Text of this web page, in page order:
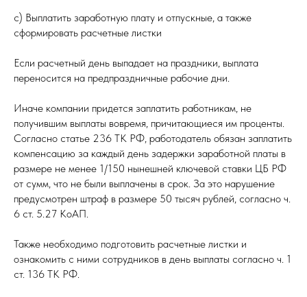
c) Выплатить заработную плату и отпускные, а также
сформировать расчетные листки
Если расчетный день выпадает на праздники, выплата
переносится на предпраздничные рабочие дни.
Иначе компании придется заплатить работникам, не
получившим выплаты вовремя, причитающиеся им проценты.
Согласно статье 236 ТК РФ, работодатель обязан заплатить
компенсацию за каждый день задержки заработной платы в
размере не менее 1/150 нынешней ключевой ставки ЦБ РФ
от сумм, что не были выплачены в срок. За это нарушение
предусмотрен штраф в размере 50 тысяч рублей, согласно ч.
6 ст. 5.27 КоАП.
Также необходимо подготовить расчетные листки и
ознакомить с ними сотрудников в день выплаты согласно ч. 1
ст. 136 ТК РФ.